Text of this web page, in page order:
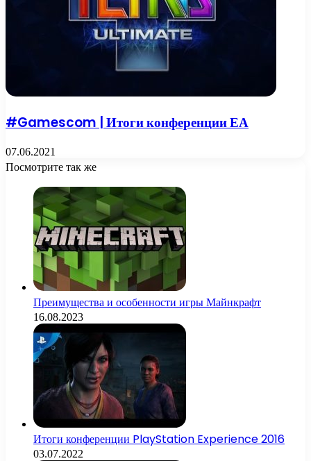
#Gamescom | Итоги конференции ЕА
07.06.2021
Посмотрите так же
Преимущества и особенности игры Майнкрафт
16.08.2023
Итоги конференции PlayStation Experience 2016
03.07.2022